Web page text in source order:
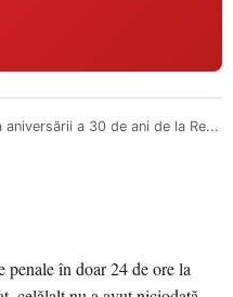
a 30 de ani de la Re...